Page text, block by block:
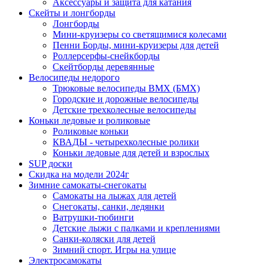
Аксессуары и защита для катания
Cкейты и лонгборды
Лонгборды
Мини-круизеры со светящимися колесами
Пенни Борды, мини-круизеры для детей
Роллерсерфы-снейкборды
Скейтборды деревянные
Велосипеды недорого
Трюковые велосипеды BMX (БМХ)
Городские и дорожные велосипеды
Детские трехколесные велосипеды
Коньки ледовые и роликовые
Роликовые коньки
КВАДЫ - четырехколесные ролики
Коньки ледовые для детей и взрослых
SUP доски
Скидка на модели 2024г
Зимние самокаты-снегокаты
Самокаты на лыжах для детей
Снегокаты, санки, ледянки
Ватрушки-тюбинги
Детские лыжи с палками и креплениями
Санки-коляски для детей
Зимний спорт. Игры на улице
Электросамокаты